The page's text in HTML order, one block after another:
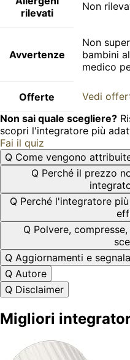
rilevati
Non
Avvertenze
Non
bambini
medico
Offerte
Vedi
Non sai quale scegliere?
scopri l'integratore più
Fai il quiz
Q Come vengono
Q Perché il prezzo
Q Perché l'integratore
Q Polvere,
Q Aggiornamenti e
Q Autore
Q Disclaimer
Migliori